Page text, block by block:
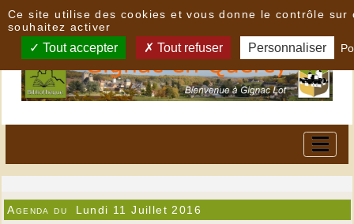
Agenda du Lundi 11 Juillet 2016
Ce site utilise des cookies et vous donne le contrôle sur
souhaitez activer
Tout accepter Tout refuser Personnaliser